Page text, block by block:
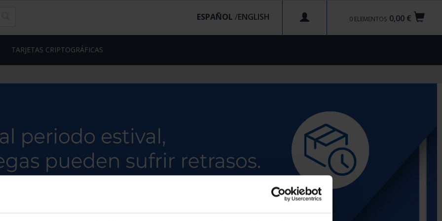
0,00 €
0 ELEMENTOS
ESPAÑOL /
TARJETAS CRIPTOGRÁFICAS